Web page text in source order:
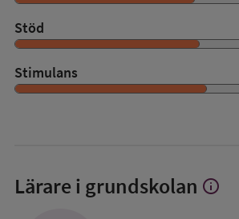
Stöd
Stimulans
Lärare i grundskolan Visa
info